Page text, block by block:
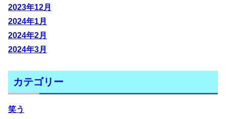
2023年12月
2024年1月
2024年2月
2024年3月
カテゴリー
笑う